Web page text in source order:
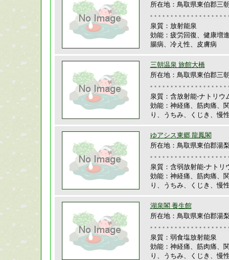
所在地：鳥取県東伯郡三
泉質：放射能泉
効能：疲労回復、健康増
腸病、冷え性、皮膚病
三朝温泉 旅館大橋
所在地：鳥取県東伯郡三
泉質：含放射能-ナトリウ
効能：神経痛、筋肉痛、
り、うちみ、くじき、慢
ゆアシス東郷 龍鳳閣
所在地：鳥取県東伯郡湯
泉質：含弱放射能-ナトリ
効能：神経痛、筋肉痛、
り、うちみ、くじき、慢
湖泉閣 養生館
所在地：鳥取県東伯郡湯
泉質：弱食塩放射能泉
効能：神経痛、筋肉痛、
り、うちみ、くじき、慢